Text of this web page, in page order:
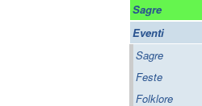
Sagre
Eventi
Sagre
Feste
Folklore